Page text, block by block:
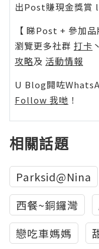
出Post賺現金獎賞 l
【 睇Post + 參加品
瀏覽更多社群 打卡 丶
攻略及 活動情報
U Blog開咗
Follow 我哋 ！
相關話題
Parksid@Nina
西餐~銅鑼灣
戀吃車媽媽